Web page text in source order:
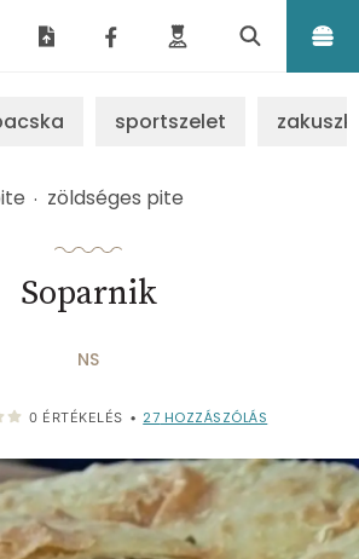
sportszelet
zöldséges pite
Soparnik
NS
0 ÉRTÉKELÉS • 27 HOZZÁSZÓLÁS